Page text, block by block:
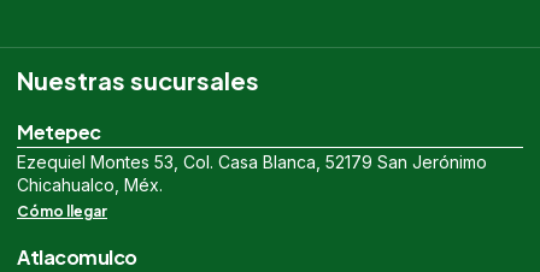
Nuestras sucursales
Metepec
Ezequiel Montes 53, Col. Casa Blanca, 52179 San Jerónimo
Chicahualco, Méx.
Cómo llegar
Atlacomulco